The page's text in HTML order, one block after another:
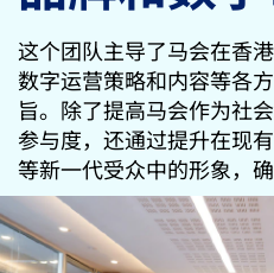
这个团队主导了马会在香
数字运营策略和内容等各
旨。除了提高马会作为社
参与度，还通过提升在
等新一代受众中的形象，